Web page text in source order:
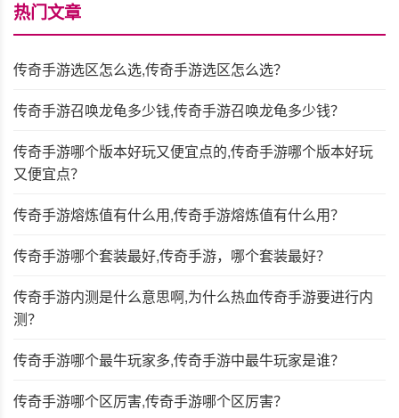
热门文章
传奇手游选区怎么选,传奇手游选区怎么选？
传奇手游召唤龙龟多少钱,传奇手游召唤龙龟多少钱？
传奇手游哪个版本好玩又便宜点的,传奇手游哪个版本好玩
又便宜点？
传奇手游熔炼值有什么用,传奇手游熔炼值有什么用？
传奇手游哪个套装最好,传奇手游，哪个套装最好？
传奇手游内测是什么意思啊,为什么热血传奇手游要进行内
测？
传奇手游哪个最牛玩家多,传奇手游中最牛玩家是谁？
传奇手游哪个区厉害,传奇手游哪个区厉害？